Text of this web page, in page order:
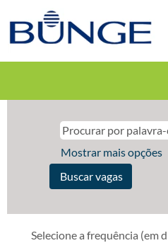
Mostrar mais opções
Selecione a frequência (em